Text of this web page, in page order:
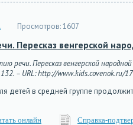
Просмотров:1607
Пересказ венгерской
речи. Пересказ венгерской
– URL: http://www.kids.covenok.ru/
детей в средней группе
онлайн Справка-